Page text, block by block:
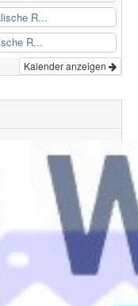
R...
R...
Kalender anzeigen